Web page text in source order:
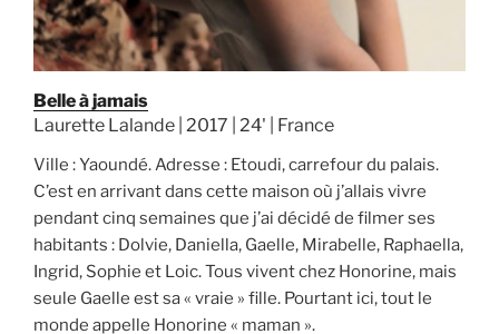
Belle à jamais
Laurette Lalande | 2017 | 24' | France
Ville : Yaoundé. Adresse : Etoudi, carrefour du palais.
C’est en arrivant dans cette maison où j’allais vivre
pendant cinq semaines que j’ai décidé de filmer ses
habitants : Dolvie, Daniella, Gaelle, Mirabelle, Raphaella,
Ingrid, Sophie et Loic. Tous vivent chez Honorine, mais
seule Gaelle est sa « vraie » fille. Pourtant ici, tout le
monde appelle Honorine « maman ».